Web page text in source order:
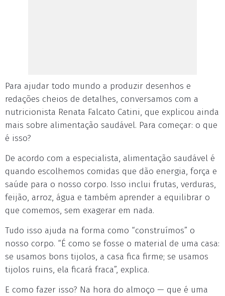
Para ajudar todo mundo a produzir desenhos e
redações cheios de detalhes, conversamos com a
nutricionista Renata Falcato Catini, que explicou ainda
mais sobre alimentação saudável. Para começar: o que
é isso?
De acordo com a especialista, alimentação saudável é
quando escolhemos comidas que dão energia, força e
saúde para o nosso corpo. Isso inclui frutas, verduras,
feijão, arroz, água e também aprender a equilibrar o
que comemos, sem exagerar em nada.
Tudo isso ajuda na forma como “construímos” o
nosso corpo. “É como se fosse o material de uma casa:
se usamos bons tijolos, a casa fica firme; se usamos
tijolos ruins, ela ficará fraca”, explica.
E como fazer isso? Na hora do almoço — que é uma